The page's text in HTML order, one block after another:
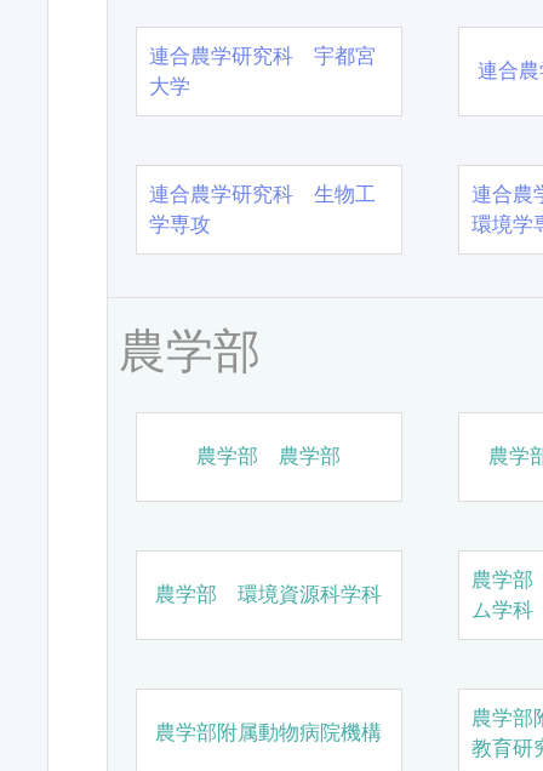
連合農学研究科 宇都宮
大学
連合
連合農学研究科 生物工
学専攻
連合農
環境学
農学部
農学部 農学部 農学
農学部 環境資源科学科
農学
ム学科
農学部附属動物病院機構
農学部
教育研